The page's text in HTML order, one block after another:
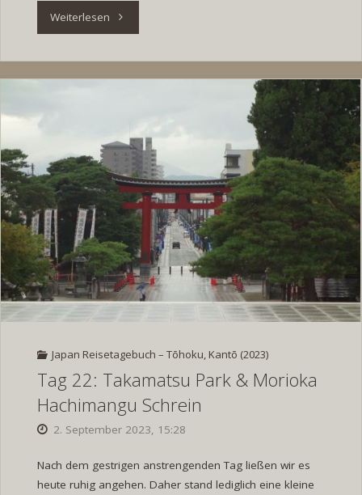
Weiterlesen"Tag
Schwefelhaltige
in
Zaō
Onsen"
Japan Reisetagebuch – Tōhoku, Kantō (2023)
Tag 22: Takamatsu Park & Morioka
Hachimangu Schrein
2. September 2023, 15:28
Nach dem gestrigen anstrengenden Tag ließen wir es
heute ruhig angehen. Daher stand lediglich eine kleine